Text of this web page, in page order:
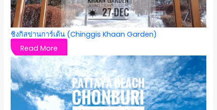
ชิงกิสข่านการ์เด้น (Chinggis Khaan Garden)
Read More